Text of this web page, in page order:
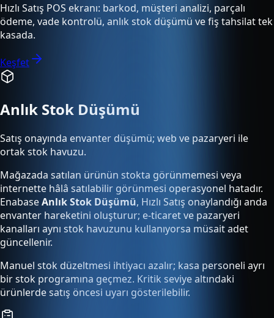
Hızlı Satış POS ekranı: barkod, müşteri analizi, parçalı
ödeme, vade kontrolü, anlık stok düşümü ve fiş tahsilat tek
kasada.
Keşfet
Anlık Stok Düşümü
Satış onayında envanter düşümü; web ve pazaryeri ile
ortak stok havuzu.
Mağazada satılan ürünün stokta görünmemesi veya
internette hâlâ satılabilir görünmesi operasyonel hatadır.
EnabaseAnlık Stok Düşümü, Hızlı Satış onaylandığı anda
envanter hareketini oluşturur; e-ticaret ve pazaryeri
kanalları aynı stok havuzunu kullanıyorsa müsait adet
güncellenir.
Manuel stok düzeltmesi ihtiyacı azalır; kasa personeli ayrı
bir stok programına geçmez. Kritik seviye altındaki
ürünlerde satış öncesi uyarı gösterilebilir.